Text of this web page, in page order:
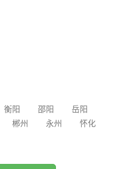
衡阳 邵阳
岳阳
郴州 永州
怀化